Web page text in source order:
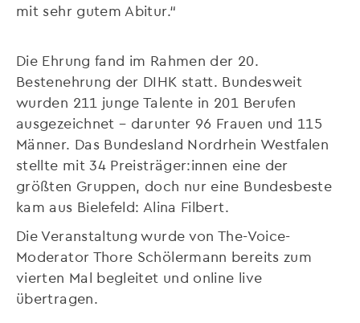
mit sehr gutem Abitur.“
Die Ehrung fand im Rahmen der 20.
Bestenehrung der DIHK statt. Bundesweit
wurden 211 junge Talente in 201 Berufen
ausgezeichnet – darunter 96 Frauen und 115
Männer. Das Bundesland Nordrhein Westfalen
stellte mit 34 Preisträger:innen eine der
größten Gruppen, doch nur eine Bundesbeste
kam aus Bielefeld: Alina Filbert.
Die Veranstaltung wurde von The-Voice-
Moderator Thore Schölermann bereits zum
vierten Mal begleitet und online live
übertragen.